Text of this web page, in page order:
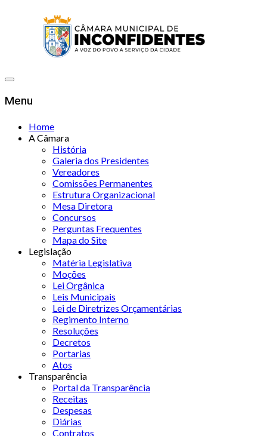
Menu
Home
A Câmara
História
Galeria dos Presidentes
Vereadores
Comissões Permanentes
Estrutura Organizacional
Mesa Diretora
Concursos
Perguntas Frequentes
Mapa do Site
Legislação
Matéria Legislativa
Moções
Lei Orgânica
Leis Municipais
Lei de Diretrizes Orçamentárias
Regimento Interno
Resoluções
Decretos
Portarias
Atos
Transparência
Portal da Transparência
Receitas
Despesas
Diárias
Contratos